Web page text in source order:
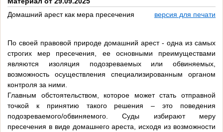
Домашний арест как мера пресечения
версия для печати
По своей правовой природе домашний арест - одна из самых
строгих мер пресечения, ее основными преимуществами
являются изоляция подозреваемых или обвиняемых,
возможность осуществления специализированным органом
контроля за ними.
Главным обстоятельством, которое может стать отправной
точкой к принятию такого решения – это поведения
подозреваемого/обвиняемого. Суды избирают меру
пресечения в виде домашнего ареста, исходя из возможности